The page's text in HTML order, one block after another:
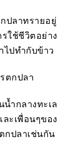
ปลาทรายอยู่
ใช้ชีวิตอย่าง
ไปทำกับข้าว
ตกปลา
ำกลางทะเล
ะเพื่อนๆของ
กปลาเช่นกัน